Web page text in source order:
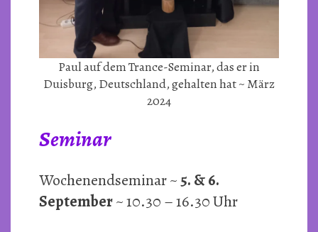
Paul auf dem Trance-Seminar, das er in
Duisburg, Deutschland, gehalten hat ~ März
2024
Seminar
Wochenendseminar ~5. & 6.
September~ 10.30 – 16.30 Uhr